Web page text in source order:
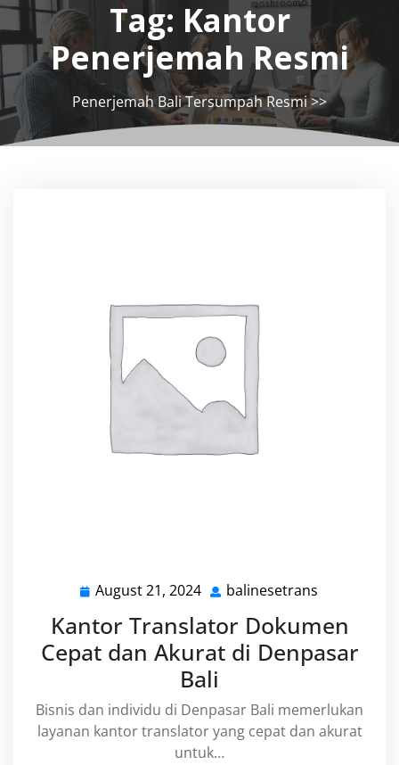
Tag: Kantor
Penerjemah Resmi
Penerjemah Bali Tersumpah Resmi>>
August 21, 2024 August
2024
balinesetrans
Kantor Translator Dokumen
Cepat dan Akurat di Denpasar
Bali
Bisnis dan individu di Denpasar Bali memerlukan
layanan kantor translator yang cepat dan akurat
untuk…